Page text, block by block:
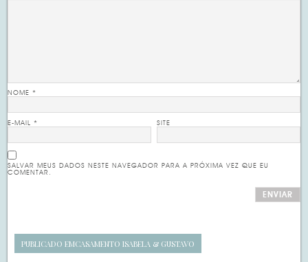
NOME*
E-MAIL* SITE
SALVAR MEUS DADOS NESTE NAVEGADOR PARA A PRÓXIMA VEZ QUE EU
COMENTAR.
PUBLICADO EMCASAMENTO ISABELA & GUSTAVO